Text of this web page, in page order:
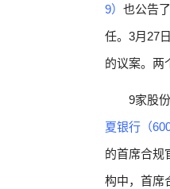
9） 也公告了
任。3月27日
的议案。两
9家股
夏银行（
的首席合规
构中，首席